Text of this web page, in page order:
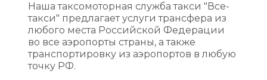
Наша таксомоторная служба такси "Все-
такси" предлагает услуги трансфера из
любого места Российской Федерации
во все аэропорты страны, а также
транспортировку из аэропортов в любую
точку РФ.